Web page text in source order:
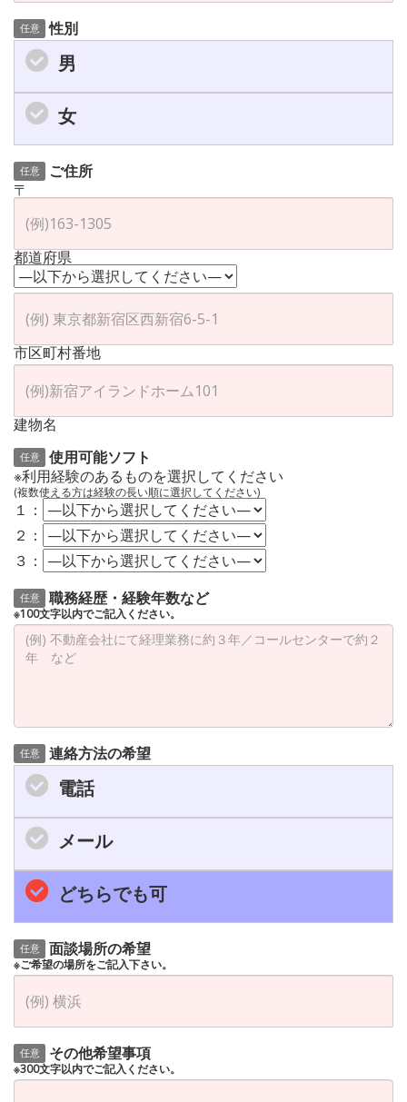
任意 性別
男
女
任意
ご住所
〒
都道府県
市区町村番地
建物名
任意
使用可能ソフト
※利用経験のあるものを選択してください
(複数使える方は経験の長い順に選択してください)
１：
２：
３：
任意 職務経歴・経験年数など
※100文字以内でご記入ください。
任意 連絡方法の希望
電話
メール
どちらでも可
任意 面談場所の希望
※ご希望の場所をご記入下さい。
任意 その他希望事項
※300文字以内でご記入ください。